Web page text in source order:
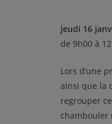
jeudi 16
de 9h00 à
Lors d’une
ainsi que la
regrouper
chambouler